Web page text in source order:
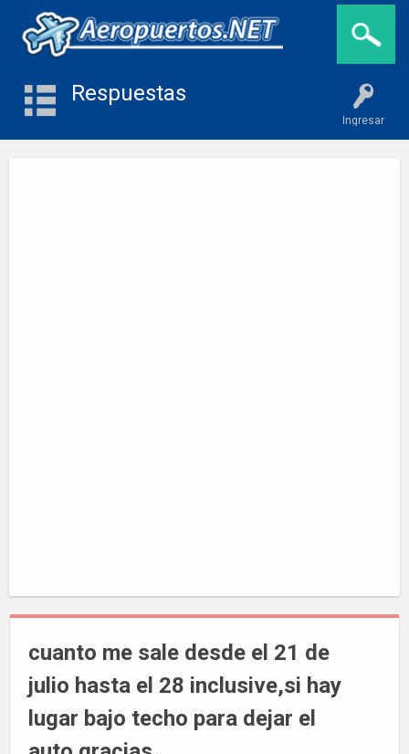
Ingresar
Respuestas
cuanto me sale desde el 21 de
julio hasta el 28 inclusive,si hay
lugar bajo techo para dejar el